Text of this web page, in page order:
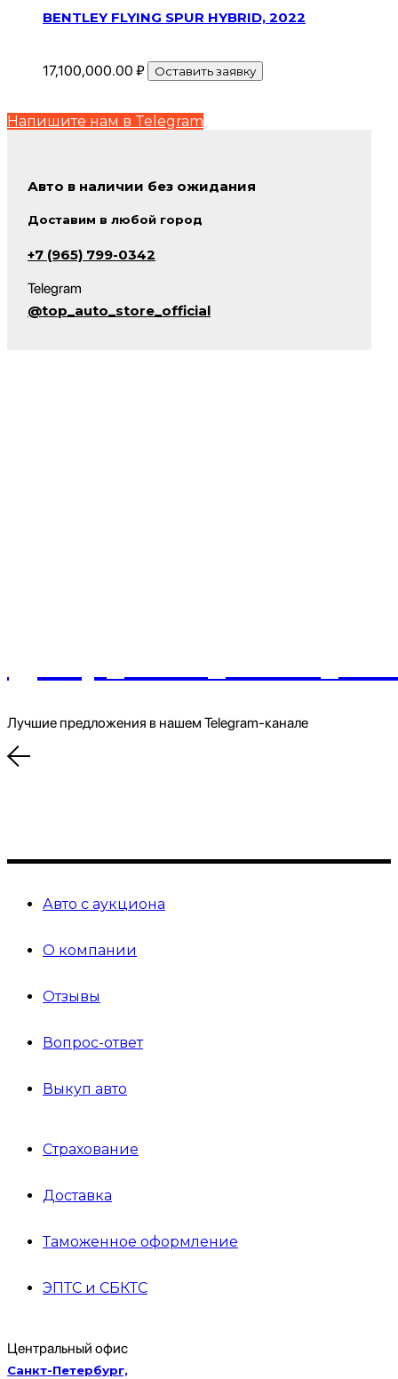
BENTLEY FLYING SPUR HYBRID, 2022
17,100,000.00 ₽ Оставить заявку
Напишите нам в Telegram
Авто в наличии без ожидания
Доставим в любой город
+7 (965) 799-0342
Telegram
@top_auto_store_official
Лучшие предложения в нашем Telegram-канале
Авто с аукциона
О компании
Отзывы
Вопрос-ответ
Выкуп авто
Страхование
Доставка
Таможенное оформление
ЭПТС и СБКТС
Центральный офис
Санкт-Петербург,